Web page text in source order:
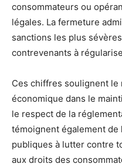
consommateurs ou
légales. La fermeture
sanctions les plus
contrevenants à
Ces chiffres soulignent
économique dans le
le respect de la
témoignent également de
publiques à lutter contre
aux droits des